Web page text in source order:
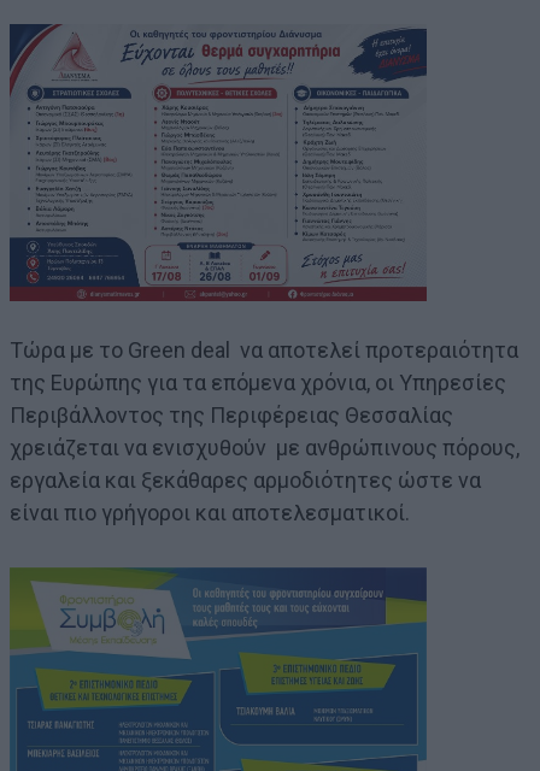
Τώρα με το Green deal να αποτελεί προτεραιότητα
της Ευρώπης για τα επόμενα χρόνια, οι Υπηρεσίες
Περιβάλλοντος της Περιφέρειας Θεσσαλίας
χρειάζεται να ενισχυθούν με ανθρώπινους πόρους,
εργαλεία και ξεκάθαρες αρμοδιότητες ώστε να
είναι πιο γρήγοροι και αποτελεσματικοί.